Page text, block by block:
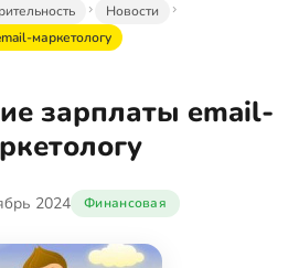
Новости
маркетологу
зарплаты email-
2024 Финансовая